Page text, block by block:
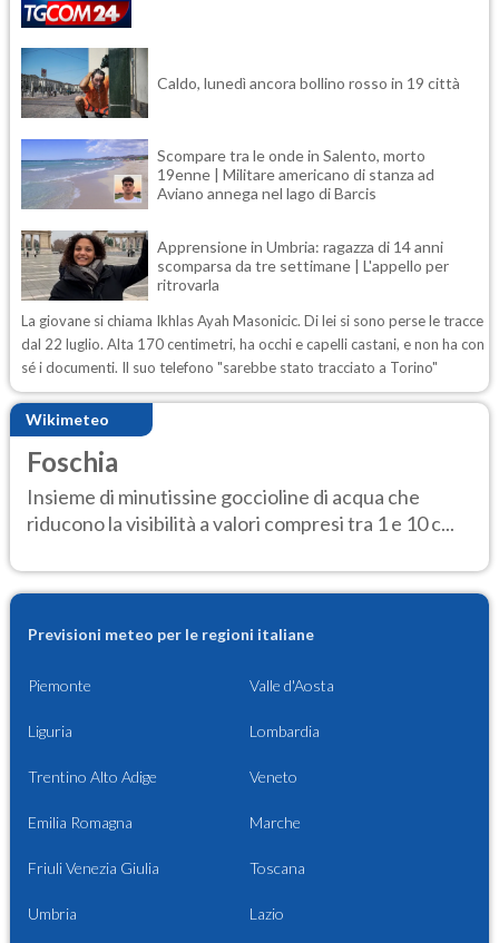
Caldo, lunedì ancora bollino rosso in 19 città
Scompare tra le onde in Salento, morto
19enne | Militare americano di stanza ad
Aviano annega nel lago di Barcis
Apprensione in Umbria: ragazza di 14 anni
scomparsa da tre settimane | L'appello per
ritrovarla
La giovane si chiama Ikhlas Ayah Masonicic. Di lei si sono perse le tracce
dal 22 luglio. Alta 170 centimetri, ha occhi e capelli castani, e non ha con
sé i documenti. Il suo telefono "sarebbe stato tracciato a Torino"
Wikimeteo
Foschia
Insieme di minutissine goccioline di acqua che
riducono la visibilità a valori compresi tra 1 e 10 c...
Previsioni meteo per le regioni italiane
Piemonte Valle d'Aosta
Liguria Lombardia
Trentino Alto Adige Veneto
Emilia Romagna Marche
Friuli Venezia Giulia Toscana
Umbria Lazio